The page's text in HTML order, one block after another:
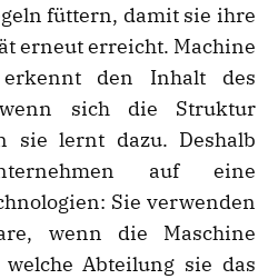
füttern, damit sie ihre
erneut erreicht. Machine
erkennt den Inhalt des
sich die Struktur
sie lernt dazu. Deshalb
auf eine
Sie verwenden
wenn die Maschine
Abteilung sie das